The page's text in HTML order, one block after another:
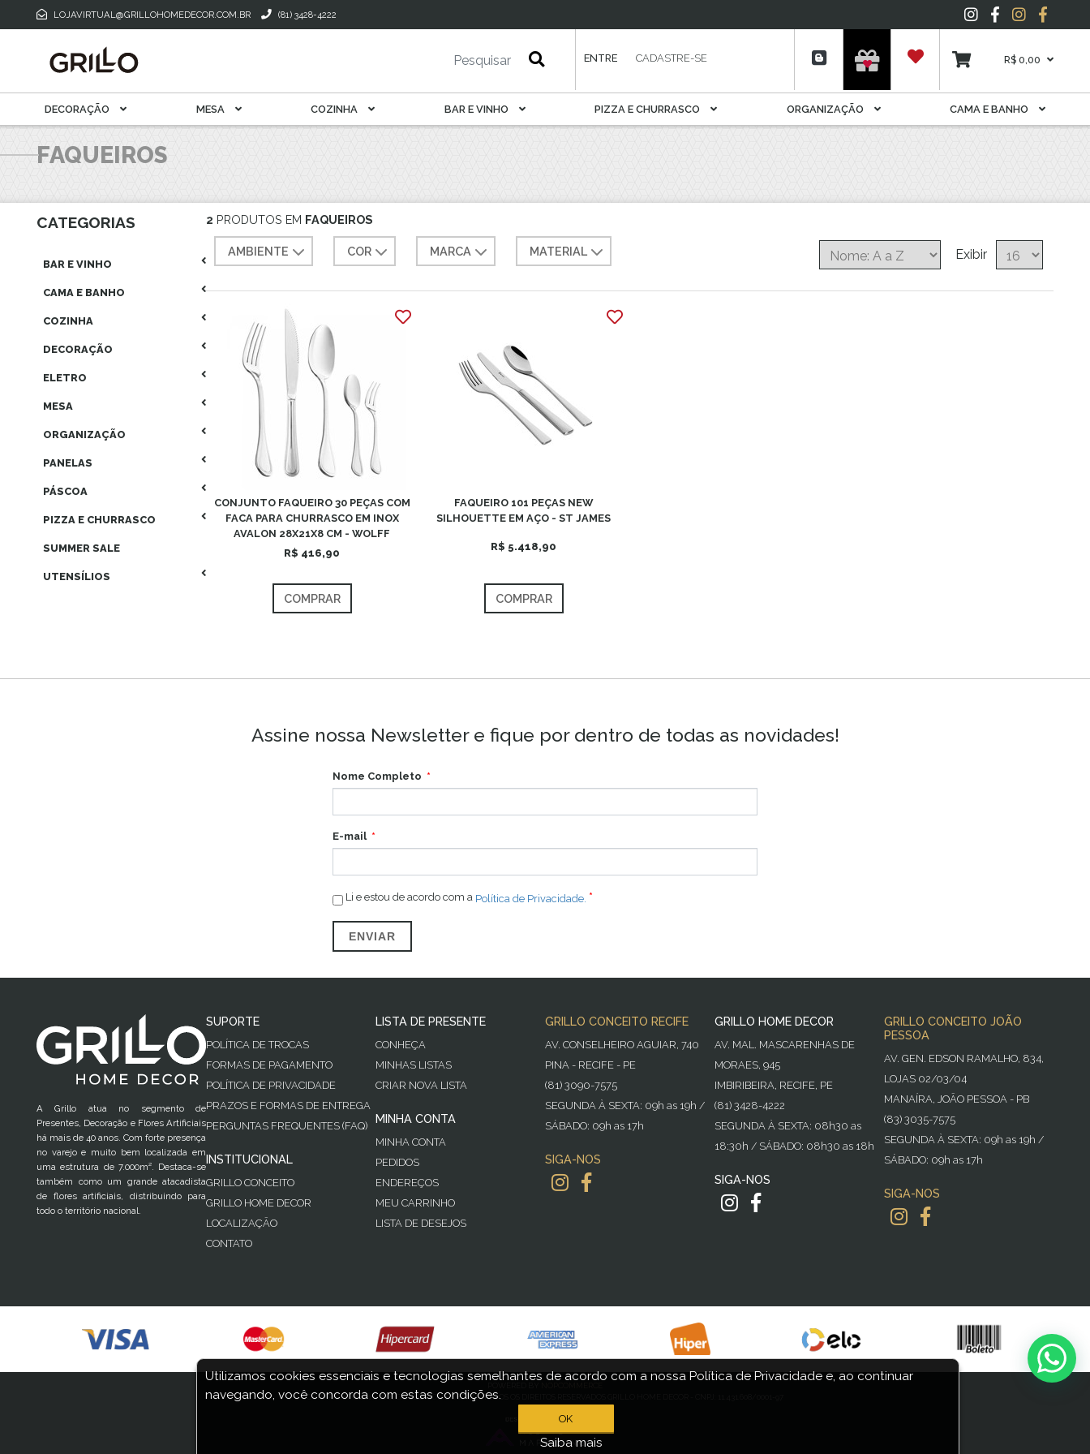
LOJAVIRTUAL@GRILLOHOMEDECOR.COM.BR (81) 3428-4222
R$ 0,00
ENTRE CADASTRE-SE
DECORAÇÃO MESA COZINHA BAR E VINHO PIZZA E CHURRASCO ORGANIZAÇÃO CAMA E BANHO
Garrafas E Licoreiras
Móveis Decorativos
Pelúcia
Suporte Para Rolhas E
Cápsulas
Tapete
Mantegueira E Meleira
Xícara Para Chá
Porta Pão E Torrada
Rechaud
Sopeira
FAQUEIROS
CATEGORIAS
BAR E VINHO
CAMA E BANHO
COZINHA
DECORAÇÃO
ELETRO
MESA
ORGANIZAÇÃO
PANELAS
PÁSCOA
PIZZA E CHURRASCO
SUMMER SALE
UTENSÍLIOS
2 PRODUTOS EM FAQUEIROS
AMBIENTE COR MARCA MATERIAL Exibir
CONJUNTO FAQUEIRO 30 PEÇAS COM
FACA PARA CHURRASCO EM INOX
AVALON 28X21X8 CM - WOLFF
R$ 416,90
COMPRAR
FAQUEIRO 101 PEÇAS NEW
SILHOUETTE EM AÇO - ST JAMES
R$ 5.418,90
COMPRAR
Assine nossa Newsletter e fique por dentro de todas as novidades!
Nome Completo
E-mail
Li e estou de acordo com a Política de Privacidade.
ENVIAR
A Grillo atua no segmento de
Presentes, Decoração e Flores Artificiais
há mais de 40 anos. Com forte presença
no varejo e muito bem localizada em
uma estrutura de 7.000m². Destaca-se
também como um grande atacadista
de flores artificiais, distribuindo para
todo o território nacional.
SUPORTE
POLÍTICA DE TROCAS
FORMAS DE PAGAMENTO
POLÍTICA DE PRIVACIDADE
PRAZOS E FORMAS DE ENTREGA
PERGUNTAS FREQUENTES (FAQ)
INSTITUCIONAL
GRILLO CONCEITO
GRILLO HOME DECOR
LOCALIZAÇÃO
CONTATO
LISTA DE PRESENTE
CONHEÇA
MINHAS LISTAS
CRIAR NOVA LISTA
MINHA CONTA
MINHA CONTA
PEDIDOS
ENDEREÇOS
MEU CARRINHO
LISTA DE DESEJOS
GRILLO CONCEITO RECIFE
AV. CONSELHEIRO AGUIAR, 740
PINA - RECIFE - PE
(81) 3090-7575
SEGUNDA À SEXTA: 09h as 19h /
SÁBADO: 09h as 17h
SIGA-NOS
GRILLO HOME DECOR
AV. MAL. MASCARENHAS DE
MORAES, 945
IMBIRIBEIRA, RECIFE, PE
(81) 3428-4222
SEGUNDA À SEXTA: 08h30 as
18:30h / SÁBADO: 08h30 as 18h
SIGA-NOS
GRILLO CONCEITO JOÃO
PESSOA
AV. GEN. EDSON RAMALHO, 834,
LOJAS 02/03/04
MANAÍRA, JOÃO PESSOA - PB
(83) 3035-7575
SEGUNDA À SEXTA: 09h as 19h /
SÁBADO: 09h as 17h
SIGA-NOS
COPYRIGHT © 2016-2021 GRILLO HOME DECOR - TODOS OS DIREITOS RESERVADOS GRILLO HOME DECOR - CNPJ: 11.431.608/0001-97
Utilizamos cookies essenciais e tecnologias semelhantes de acordo com a nossa Política de Privacidade e, ao continuar
navegando, você concorda com estas condições.
OK
Saiba mais